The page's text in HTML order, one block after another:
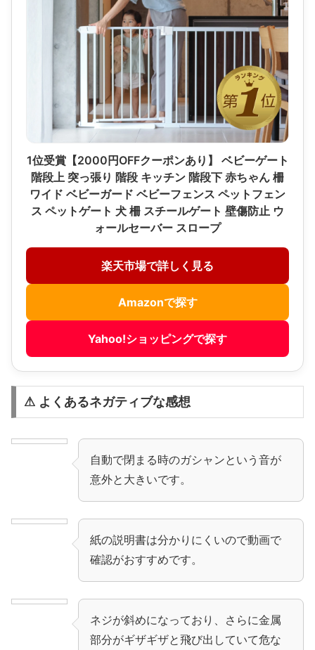
1位受賞【2000円OFFクーポンあり】 ベビーゲート
階段上 突っ張り 階段 キッチン 階段下 赤ちゃん 柵
ワイド ベビーガード ベビーフェンス ペットフェン
ス ペットゲート 犬 柵 スチールゲート 壁傷防止 ウ
ォールセーバー スロープ
楽天市場で詳しく見る
Amazonで探す
Yahoo!ショッピングで探す
⚠ よくあるネガティブな感想
自動で閉まる時のガシャンという音が
意外と大きいです。
紙の説明書は分かりにくいので動画で
確認がおすすめです。
ネジが斜めになっており、さらに金属
部分がギザギザと飛び出していて危な